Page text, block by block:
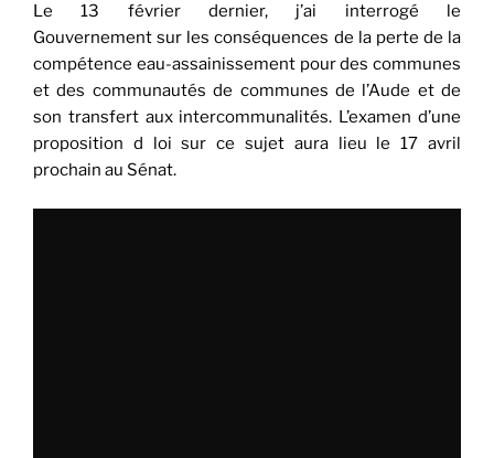
prévention
des
sinistres.
Reconstruire
après
une
naturelle. »
Le 13 février dernier, j’ai interrogé le
Gouvernement sur les conséquences de la perte de la
compétence eau-assainissement pour des communes
et des communautés de communes de l’Aude et de
son transfert aux intercommunalités. L’examen d’une
proposition d loi sur ce sujet aura lieu le 17 avril
prochain au Sénat.